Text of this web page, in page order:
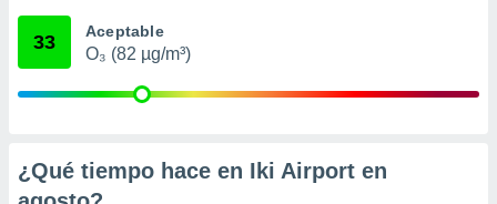
mediante
33 Aceptable
O₃ (82 µg/m³)
¿Qué tiempo hace en Iki Airport en